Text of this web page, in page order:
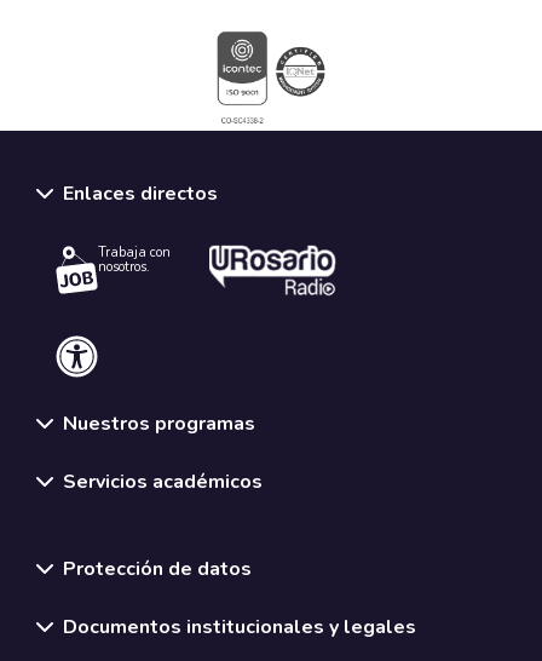
Enlaces directos
Trabaja con
nosotros.
Nuestros programas
Servicios académicos
Protección de datos
Documentos institucionales y legales